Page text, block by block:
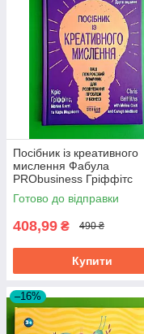
Посібник із креативного
мислення Фабула
PRObusiness Гріффітс
фіолетова
Готово до відправки
408,99 ₴ 490 ₴
Купити
–16%